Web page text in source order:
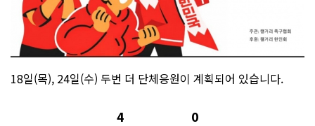
18일(목), 24일(수) 두번 더 단체응원이 계획되어 있습니다.
4 0